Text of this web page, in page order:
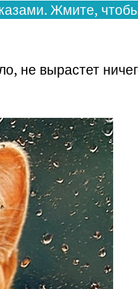
Жмите,
не вырастет